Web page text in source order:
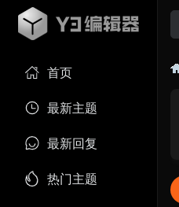
首页
最新主题
最新回复
热门主题